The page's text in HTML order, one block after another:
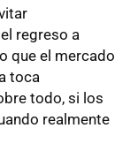
regreso a
que el mercado
toca
todo, si los
realmente